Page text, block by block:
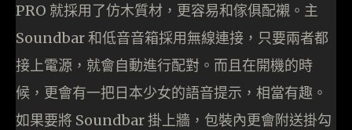
PRO 就採用了仿木質材，更容易和傢俱配襯。主
Soundbar 和低音音箱採用無線連接，只要兩者都
接上電源，就會自動進行配對。而且在開機的時
候，更會有一把日本少女的語音提示，相當有趣。
如果要將 Soundbar 掛上牆，包裝內更會附送掛勾